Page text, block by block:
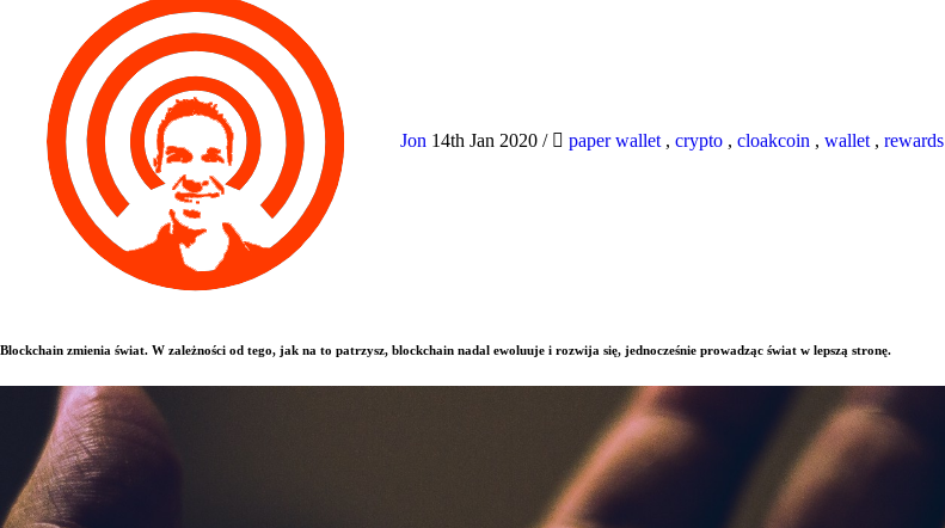
Jon 14th Jan 2020 / paper wallet , crypto , cloakcoin , wallet , rewards
Blockchain zmienia świat. W zależności od tego, jak na to patrzysz, blockchain nadal ewoluuje i rozwija się, jednocześnie prowadząc świat w lepszą stronę.